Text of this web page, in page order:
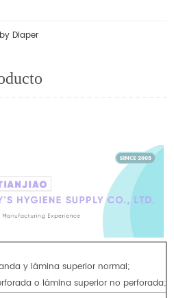
Diaper
y lámina superior normal;
o lámina superior no perforada;